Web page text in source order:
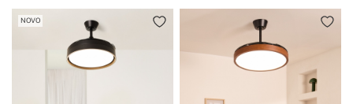
NOVO